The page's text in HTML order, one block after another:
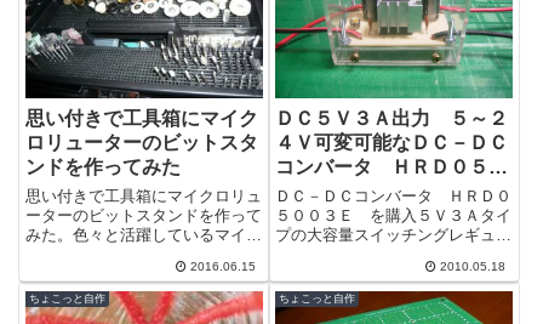
思い付きで工具箱にマイク
ロリューターのビットスタ
ンドを作ってみた
思い付きで工具箱にマイクロリュ
ーターのビットスタンドを作って
みた。色々と活躍しているマイク
いると少しずつ先端ビットが増え
てきて収納...
2016.06.15
ＤＣ５Ｖ３Ａ出力 ５～２
４Ｖ可変可能なＤＣ－ＤＣ
コンバータ ＨＲＤ０５０
０３Ｅで作ってみた
ＤＣ－ＤＣコンバータ ＨＲＤ０
５００３Ｅ を購入５Ｖ３Ａタイ
プの大容量スイッチングレギュレ
ッチングレギュレータ）■スイッ
チング・タ...
2010.05.18
ちょこっと自作 ちょこっと自作